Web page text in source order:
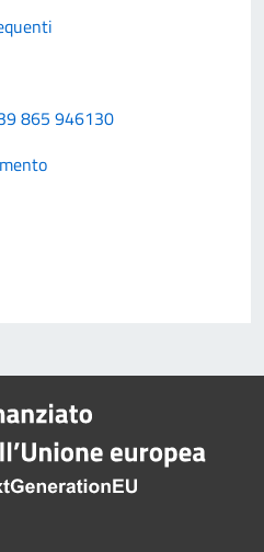
865 946130